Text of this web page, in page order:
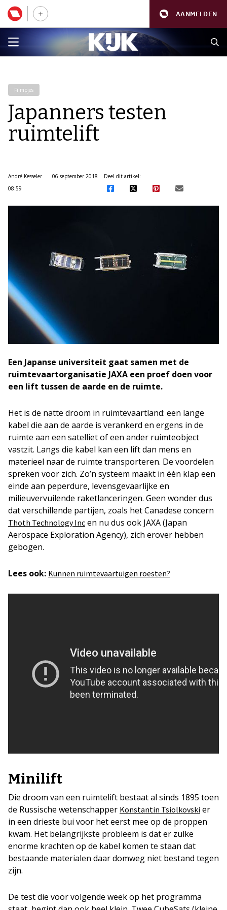
AANMELDEN
Filmpjes
Japanners testen
ruimtelift
André Kesseler
06 september 2018
08:59
Deel dit artikel:
Een Japanse universiteit gaat samen met de
ruimtevaartorganisatie JAXA een proef doen voor
een lift tussen de aarde en de ruimte.
Het is de natte droom in ruimtevaartland: een lange
kabel die aan de aarde is verankerd en ergens in de
ruimte aan een satelliet of een ander ruimteobject
vastzit. Langs die kabel kan een lift dan mens en
materieel naar de ruimte transporteren. De voordelen
spreken voor zich. Zo’n systeem maakt in één klap een
einde aan peperdure, levensgevaarlijke en
milieuvervuilende raketlanceringen. Geen wonder dus
dat verschillende partijen, zoals het Canadese concern
Thoth Technology Inc en nu dus ook JAXA (Japan
Aerospace Exploration Agency), zich erover hebben
gebogen.
Lees ook: Kunnen ruimtevaartuigen roesten?
Minilift
Die droom van een ruimtelift bestaat al sinds 1895 toen
de Russische wetenschapper Konstantin Tsiolkovski er
in een drieste bui voor het eerst mee op de proppen
kwam. Het belangrijkste probleem is dat er zulke
enorme krachten op de kabel komen te staan dat
bestaande materialen daar domweg niet bestand tegen
zijn.
De test die voor volgende week op het programma